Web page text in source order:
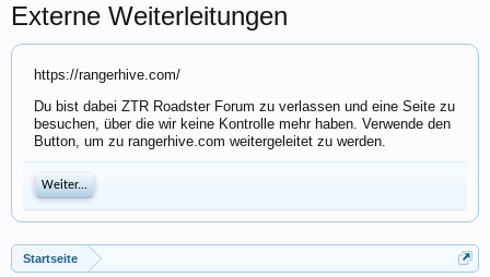
Externe Weiterleitungen
https://rangerhive.com/
Du bist dabei ZTR Roadster Forum zu verlassen und eine Seite zu
besuchen, über die wir keine Kontrolle mehr haben. Verwende den
Button, um zu rangerhive.com weitergeleitet zu werden.
Weiter...
Startseite